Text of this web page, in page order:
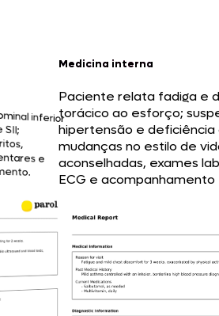
inferior
de SII;
e
Medicina interna
Paciente relata fadiga e
torácico ao esforço;
hipertensão e
mudanças no estilo de
aconselhadas, exames
ECG e acompanhamento